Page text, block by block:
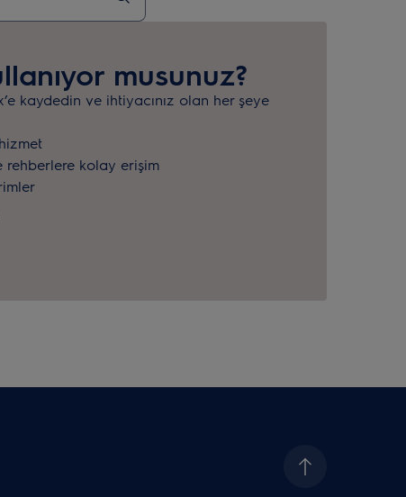
musunuz?
kaydedin ve ihtiyacınız olan her şeye
rehberlere kolay erişim